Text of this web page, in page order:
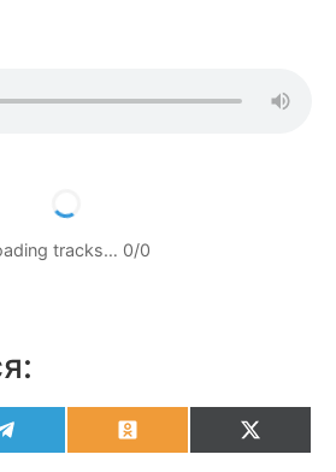
tracks… 0/0
OdnoklassnikiX